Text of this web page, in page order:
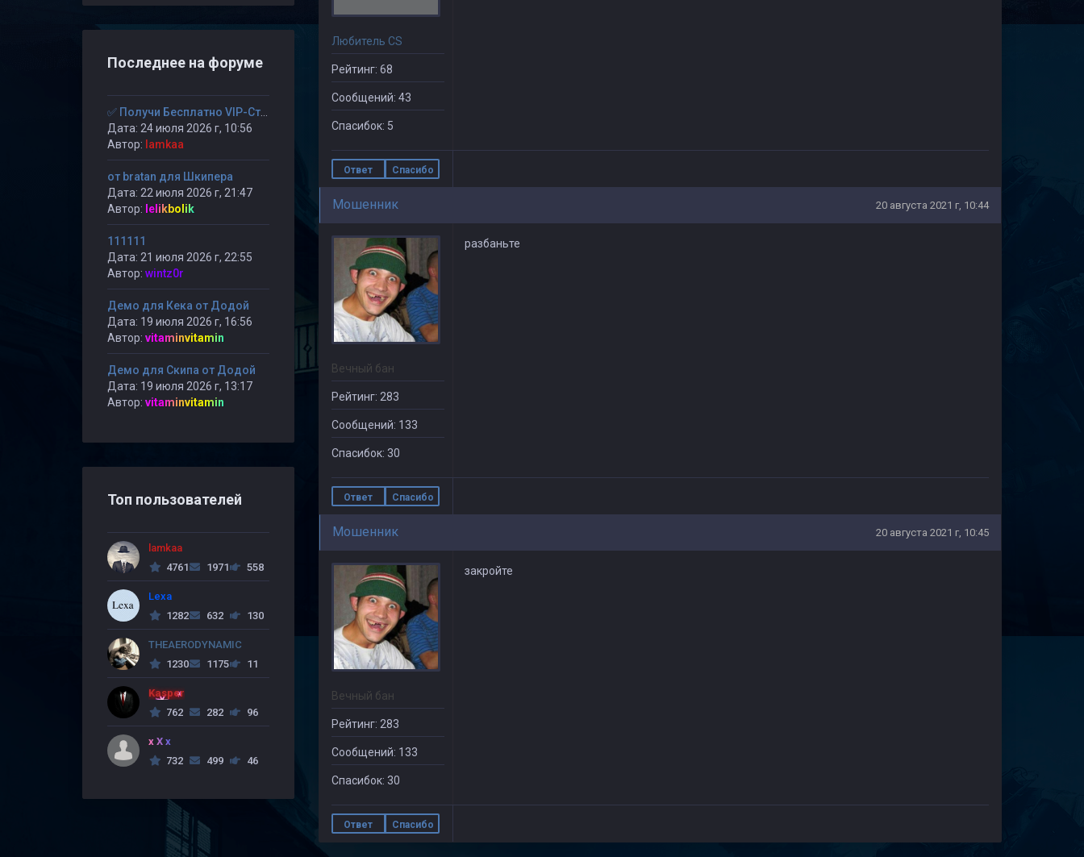
Любитель CS
Рейтинг: 68
Сообщений: 43
Спасибок: 5
Ответ Спасибо
Мошенник 20 августа 2021 г, 10:44
Вечный бан
Рейтинг: 283
Сообщений: 133
Спасибок: 30
разбаньте
Ответ Спасибо
Мошенник 20 августа 2021 г, 10:45
Вечный бан
Рейтинг: 283
Сообщений: 133
Спасибок: 30
закройте
Ответ Спасибо
Последнее на форуме
Дата: 24 июля 2026 г, 10:56
Автор: lamkaa
от bratan для Шкипера
Дата: 22 июля 2026 г, 21:47
Автор: lelikbolik
111111
Дата: 21 июля 2026 г, 22:55
Автор: wintz0r
Демо для Кека от Додой
Дата: 19 июля 2026 г, 16:56
Автор: vitaminvitamin
Демо для Скипа от Додой
Дата: 19 июля 2026 г, 13:17
Автор: vitaminvitamin
Топ пользователей
lamkaa
4761
1971 558
Lexa
1282
632 130
THEAERODYNAMIC
1230
1175 11
Kasper
762
282 96
x X x
732
499 46